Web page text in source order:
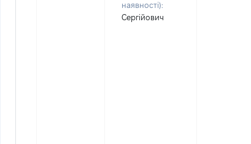
наявності):
Сергійович